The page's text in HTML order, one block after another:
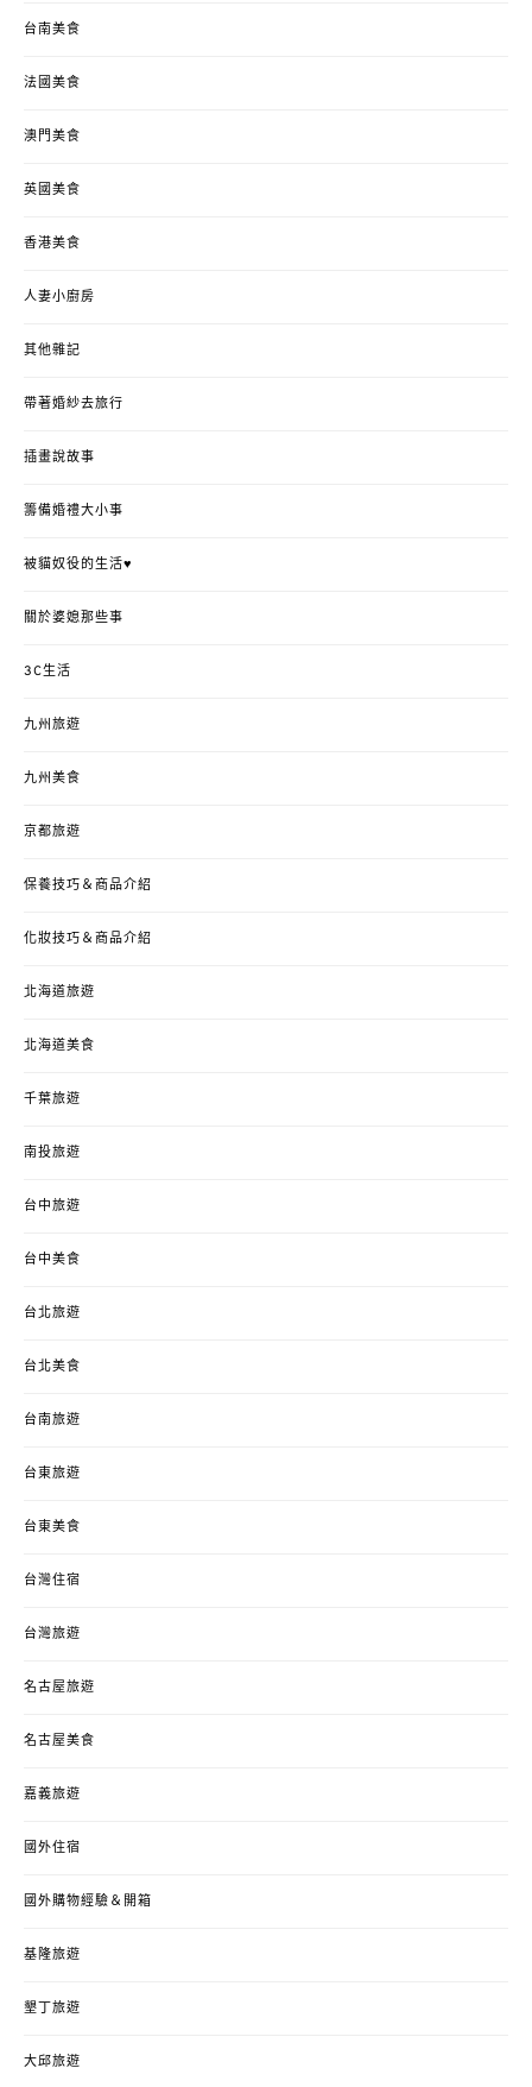
台南美食
法國美食
澳門美食
英國美食
香港美食
人妻小廚房
其他雜記
帶著婚紗去旅行
插畫說故事
籌備婚禮大小事
被貓奴役的生活♥
關於婆媳那些事
3C生活
九州旅遊
九州美食
京都旅遊
保養技巧＆商品介紹
化妝技巧＆商品介紹
北海道旅遊
北海道美食
千葉旅遊
南投旅遊
台中旅遊
台中美食
台北旅遊
台北美食
台南旅遊
台東旅遊
台東美食
台灣住宿
台灣旅遊
名古屋旅遊
名古屋美食
嘉義旅遊
國外住宿
國外購物經驗＆開箱
基隆旅遊
墾丁旅遊
大邱旅遊